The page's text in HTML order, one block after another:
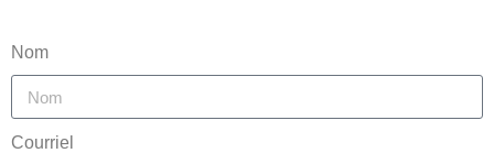
Nom
Courriel